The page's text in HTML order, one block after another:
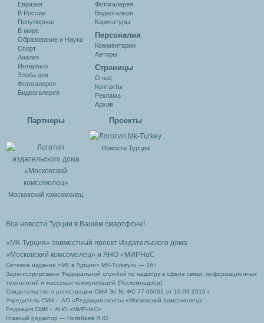
Евразия
В России
Популярное
В мире
Образование и Наука
Спорт
Анализ
Интервью
Злоба дня
Фотогалерея
Видеогалерея
Фотогалерея
Видеогалеря
Карикатуры
Персоналии
Комментарии
Авторы
Cтраницы
О нас
Контакты
Реклама
Архив
Партнеры
Московский комсомолец
Проекты
Новости Турции
Все новости Турции в Вашем смартфоне!
«МК-Турция» совместный проект Издательского дома
«Московский комсомолец» и АНО «МИРНаС
Сетевое издание «МК в Турции» MK-Turkey.ru — 16+
Зарегистрировано Федеральной службой по надзору в сфере связи, информационных
технологий и массовых коммуникаций (Роскомнадзор).
Свидетельство о регистрации СМИ Эл № ФС 77-66061 от 10.06.2016 г.
Учредитель СМИ – АО «Редакция газеты «Московский Комсомолец»
Редакция СМИ – АНО «МИРНаС»
Главный редактор — Ниязбаев Я.Ю.